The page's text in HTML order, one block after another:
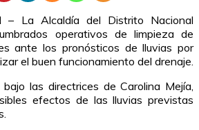
– La Alcaldía del Distrito Nacional
operativos de limpieza de
ante los pronósticos de lluvias por
el buen funcionamiento del drenaje.
las directrices de Carolina Mejía,
efectos de las lluvias previstas